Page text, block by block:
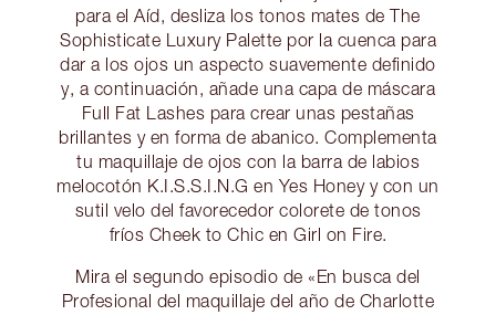
para el Aíd, desliza los tonos mates de The
Sophisticate Luxury Palette por la cuenca para
dar a los ojos un aspecto suavemente definido
y, a continuación, añade una capa de máscara
Full Fat Lashes para crear unas pestañas
brillantes y en forma de abanico. Complementa
tu maquillaje de ojos con la barra de labios
melocotón K.I.S.S.I.N.G en Yes Honey y con un
sutil velo del favorecedor colorete de tonos
fríos Cheek to Chic en Girl on Fire.
Mira el segundo episodio de «En busca del
Profesional del maquillaje del año de Charlotte